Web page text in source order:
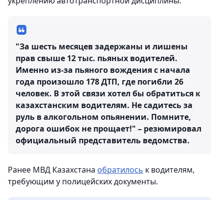
"За шесть месяцев задержаны и лишены
прав свыше 12 тыс. пьяных водителей.
Именно из-за пьяного вождения с начала
года произошло 178 ДТП, где погибли 26
человек. В этой связи хотел бы обратиться к
казахстанским водителям. Не садитесь за
руль в алкогольном опьянении. Помните,
дорога ошибок не прощает!" – резюмировал
официальный представитель ведомства.
Ранее МВД Казахстана обратилось к водителям,
требующим у полицейских документы.